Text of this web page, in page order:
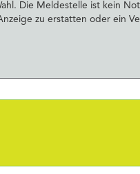
Die Meldestelle ist kein
zu erstatten oder ein